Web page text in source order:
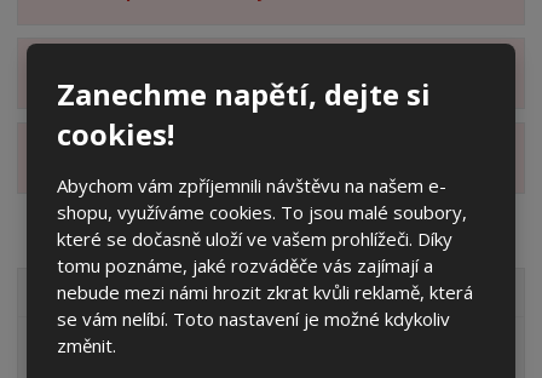
Zanechme napětí, dejte si
cookies!
Abychom vám zpříjemnili návštěvu na našem e-
shopu, využíváme cookies. To jsou malé soubory,
které se dočasně uloží ve vašem prohlížeči. Díky
tomu poznáme, jaké rozváděče vás zajímají a
nebude mezi námi hrozit zkrat kvůli reklamě, která
se vám nelíbí. Toto nastavení je možné kdykoliv
změnit.
VŠECHNY KATEGORIE
Elektroměrové rozvaděče